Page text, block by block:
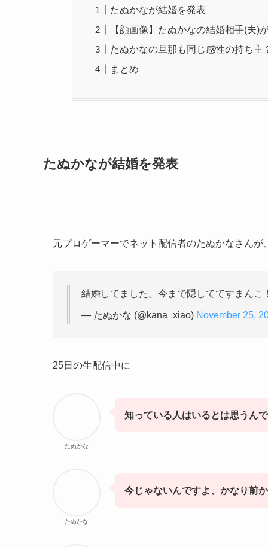
たぬかなが結婚を発表
【顔画像】たぬかなの結婚相手(夫)
たぬかなの旦那も同じ感性の持ち主
まとめ
たぬかなが結婚を発表
元プロゲーマーでネット配信者のたぬかなさん
結婚してました。今まで隠しててすまんこ
— たぬかな (@kana_xiao) November 25,
25日の生配信中に
たぬかな
知っている人はいるとは思うん
たぬかな
今じゃないんですよ、かなり前